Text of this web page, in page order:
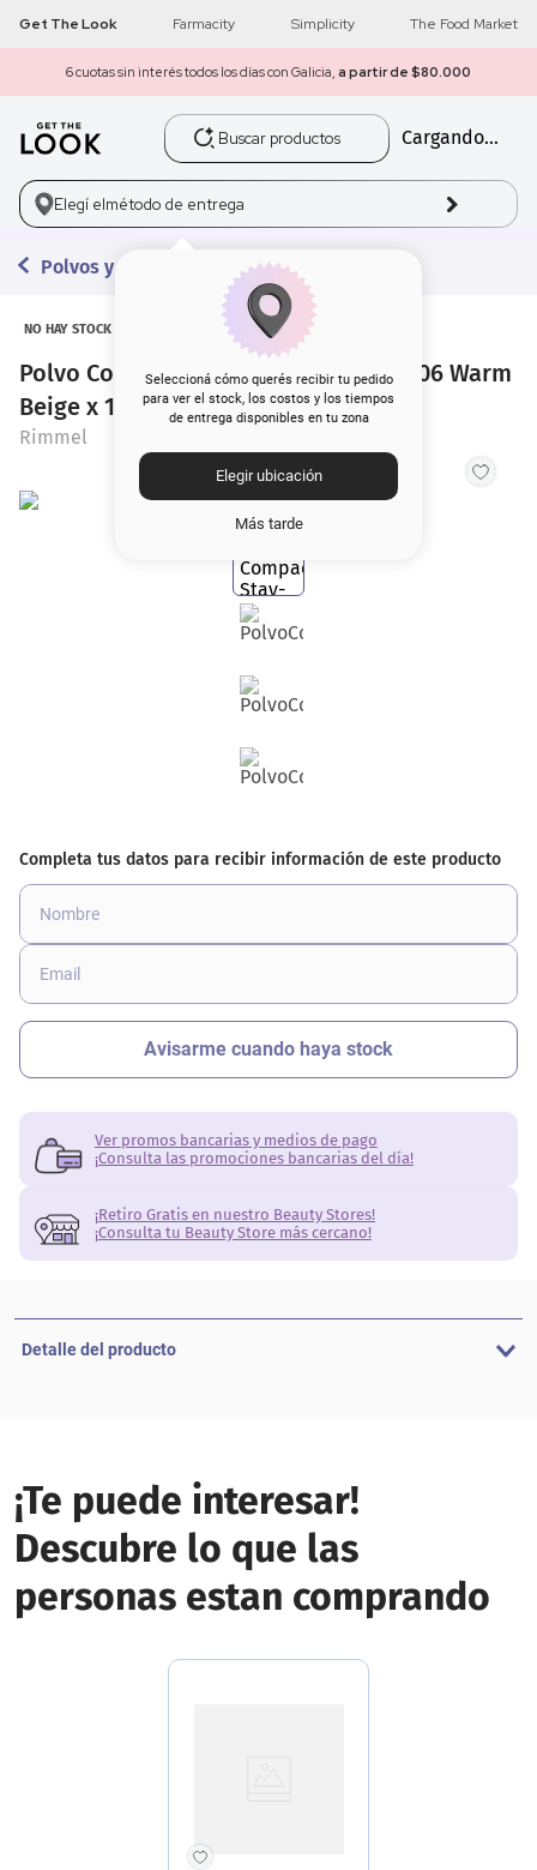
Get The Look Farmacity Simplicity The Food Market
6 cuotas sin interés todos los días con Galicia, a partir de $80.000
Buscar productos
Cargando...
Elegí elmétodo de entrega
Seleccioná cómo querés recibir tu pedido
para ver el stock, los costos y los tiempos
de entrega disponibles en tu zona
Elegir ubicación
Más tarde
Polvos y Bronzer
NO HAY STOCK
Polvo Compacto Rimmel Stay Matte 06 Warm
Beige x 14 g
Rimmel
Ver promos bancarias y medios de pago
¡Consulta las promociones bancarias del día!
¡Retiro Gratis en nuestro Beauty Stores!
¡Consulta tu Beauty Store más cercano!
Detalle del producto
¡Te puede interesar!
Descubre lo que las
personas estan comprando
1 get the look
2 máscara pestañas
3.
5. corrector
rubor